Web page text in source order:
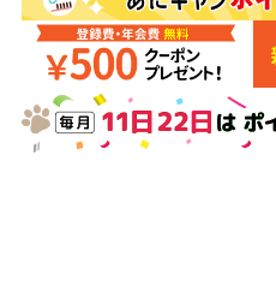
ドッグフード
美容・ケア用品
アフターサービス
商品リクエスト